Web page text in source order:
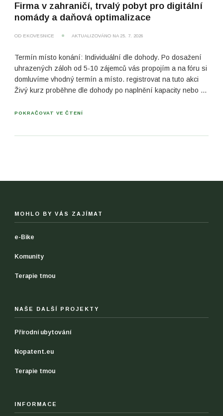
Firma v zahraničí, trvalý pobyt pro digitální
nomády a daňová optimalizace​
OD EKOVESNICE AKTUALIZOVÁNO NA 25. 7. 2026
Termín místo konání: Individuální dle dohody. Po dosažení
uhrazených záloh od 5-10 zájemců vás propojím a na fóru si
domluvíme vhodný termín a místo. registrovat na tuto akci
Živý kurz proběhne dle dohody po naplnění kapacity nebo …
POKRAČOVAT VE ČTENÍ
MOHLO BY VÁS ZAJÍMAT
e-Bike
Komunity
Terapie tmou
NAŠE DALŠÍ PROJEKTY
Přírodní ubytování
Nopatent.eu
Terapie tmou
INFORMACE